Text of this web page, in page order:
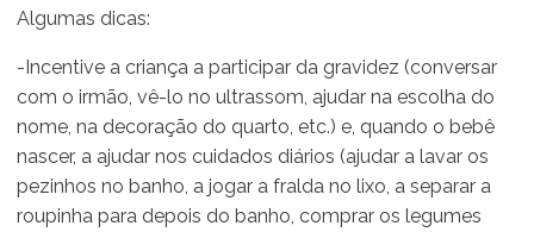
Algumas dicas:
-Incentive a criança a participar da gravidez (conversar
com o irmão, vê-lo no ultrassom, ajudar na escolha do
nome, na decoração do quarto, etc.) e, quando o bebê
nascer, a ajudar nos cuidados diários (ajudar a lavar os
pezinhos no banho, a jogar a fralda no lixo, a separar a
roupinha para depois do banho, comprar os legumes